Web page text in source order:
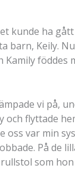
kunde ha
barn, Keily.
föddes
vi på,
och flyttade
oss var min
På de
rullstol som